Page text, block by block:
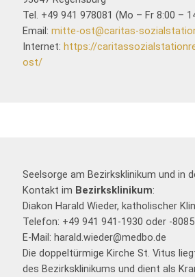
Tel. +49 941 978081 (Mo – Fr 8:00 –
Email: mitte-ost@caritas-
Internet: https://
ost/
Seelsorge am Bezirksklinikum und in
Kontakt im Bezirksklinikum:
Diakon Harald Wieder, katholischer
Telefon: +49 941 941-1930 oder -8085
E-Mail: harald.wieder@medbo.de
Die doppeltürmige Kirche St. Vitus
des Bezirksklinikums und dient als